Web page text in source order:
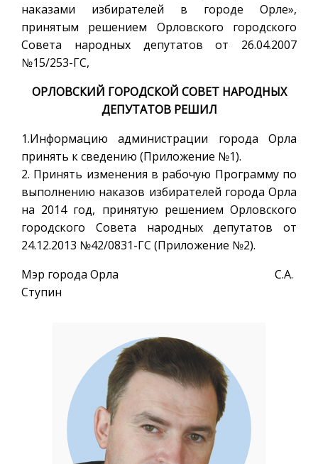
наказами избирателей в городе Орле»,
принятым решением Орловского городского
Совета народных депутатов от 26.04.2007
№15/253-ГС,
ОРЛОВСКИЙ ГОРОДСКОЙ СОВЕТ НАРОДНЫХ
ДЕПУТАТОВ РЕШИЛ
1.Информацию администрации города Орла
принять к сведению (Приложение №1).
2. Принять изменения в рабочую Программу по
выполнению наказов избирателей города Орла
на 2014 год, принятую решением Орловского
городского Совета народных депутатов от
24.12.2013 №42/0831-ГС (Приложение №2).
Мэр города Орла С.А.
Ступин